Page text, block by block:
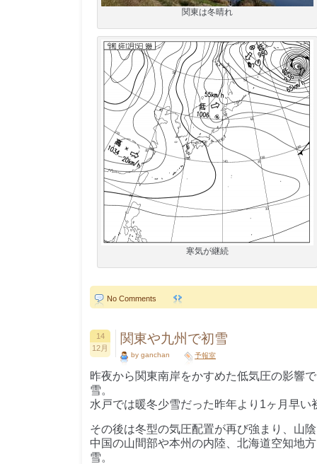
関東は冬晴れ
寒気が継続
No Comments
14
12月
関東や九州で初雪
by ganchan 予報室
昨夜から関東南岸をかすめた低気圧の影響
雪。
水戸では暖冬少雪だった昨年より1ヶ月早い
その後は冬型の気圧配置が再び強まり、山
中国の山間部や本州の内陸、北海道空知地
雪。